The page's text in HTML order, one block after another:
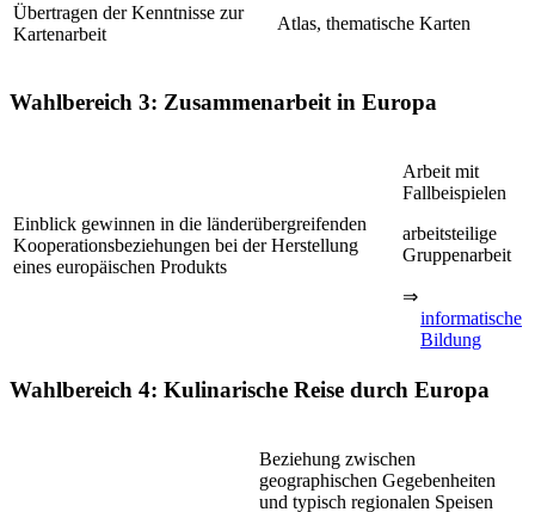
Übertragen der Kenntnisse zur
Kartenarbeit
Atlas, thematische Karten
Wahlbereich 3: Zusammenarbeit in Europa
Einblick gewinnen in die länderübergreifenden
Kooperationsbeziehungen bei der Herstellung
eines europäischen Produkts
Arbeit mit
Fallbeispielen
arbeitsteilige
Gruppenarbeit
⇒
informatische
Bildung
Wahlbereich 4: Kulinarische Reise durch Europa
Beziehung zwischen
geographischen Gegebenheiten
und typisch regionalen Speisen